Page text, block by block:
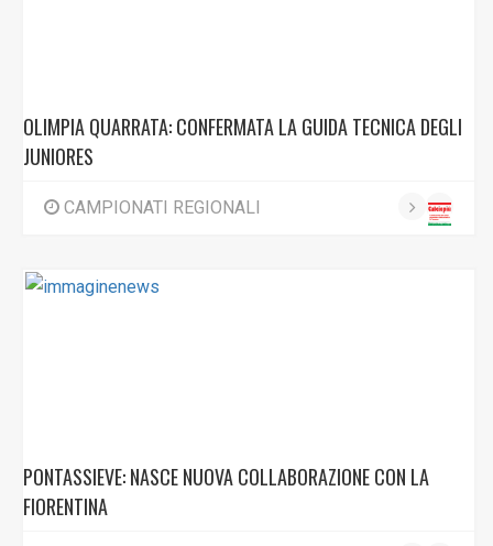
OLIMPIA QUARRATA: CONFERMATA LA GUIDA TECNICA DEGLI
JUNIORES
CAMPIONATI REGIONALI
PONTASSIEVE: NASCE NUOVA COLLABORAZIONE CON LA
FIORENTINA